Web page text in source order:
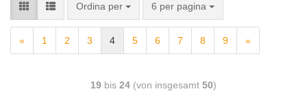
Ordina per 6 per pagina
« 1 2 3 4 5 6 7 8 9 »
19 bis 24 (von insgesamt 50)